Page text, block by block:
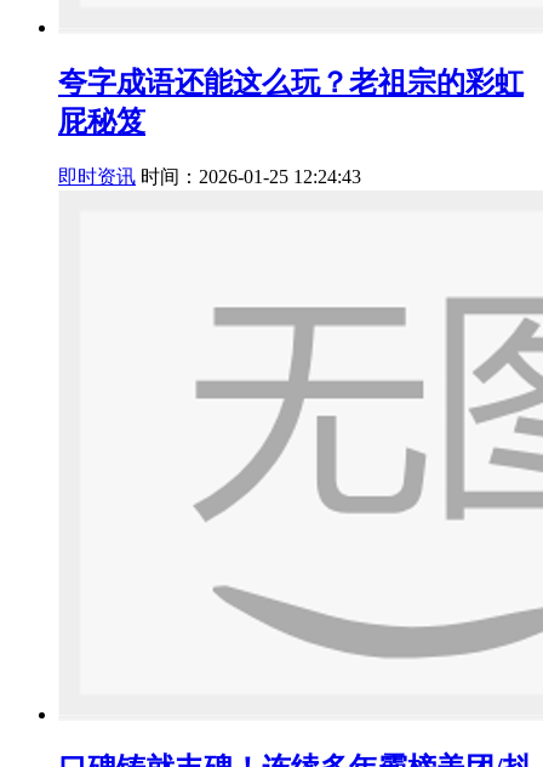
夸字成语还能这么玩？老祖宗的彩虹
屁秘笈
即时资讯 时间：2026-01-25 12:24:43